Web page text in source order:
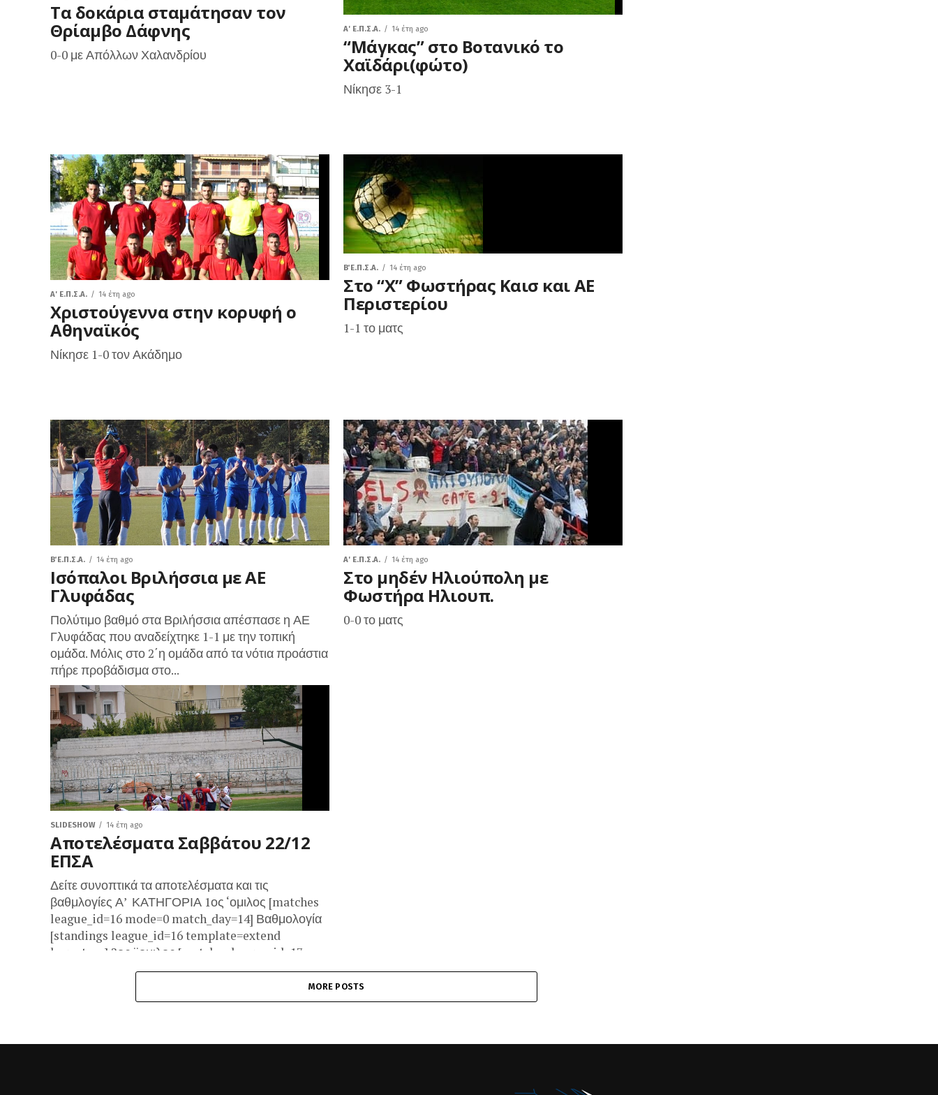
Τα δοκάρια σταμάτησαν τον
Θρίαμβο Δάφνης
0-0 με Απόλλων Χαλανδρίου
A' Ε.Π.Σ.Α. 14 έτη ago
“Μάγκας” στο Βοτανικό το
Χαϊδάρι(φώτο)
Νίκησε 3-1
A' Ε.Π.Σ.Α. 14 έτη ago
Χριστούγεννα στην κορυφή ο
Αθηναϊκός
Νίκησε 1-0 τον Ακάδημο
Β΄ Ε.Π.Σ.Α. 14 έτη ago
Στο “Χ” Φωστήρας Καισ και ΑΕ
Περιστερίου
1-1 το ματς
Β΄ Ε.Π.Σ.Α. 14 έτη ago
Ισόπαλοι Βριλήσσια με ΑΕ
Γλυφάδας
Πολύτιμο βαθμό στα Βριλήσσια απέσπασε η ΑΕ
Γλυφάδας που αναδείχτηκε 1-1 με την τοπική
ομάδα. Μόλις στο 2΄η ομάδα από τα νότια προάστια
πήρε προβάδισμα στο...
A' Ε.Π.Σ.Α. 14 έτη ago
Στο μηδέν Ηλιούπολη με
Φωστήρα Ηλιουπ.
0-0 το ματς
SLIDESHOW 14 έτη ago
Αποτελέσματα Σαββάτου 22/12
ΕΠΣΑ
Δείτε συνοπτικά τα αποτελέσματα και τις
βαθμλογίες Α’ ΚΑΤΗΓΟΡΙΑ 1ος ‘ομιλος [matches
league_id=16 mode=0 match_day=14] Βαθμολογία
[standings league_id=16 template=extend
logo=true] 2ος ¨ομιλος [matches league_id=17
mode=0 match_day=14] Βαθμολογία [standings
MORE POSTS